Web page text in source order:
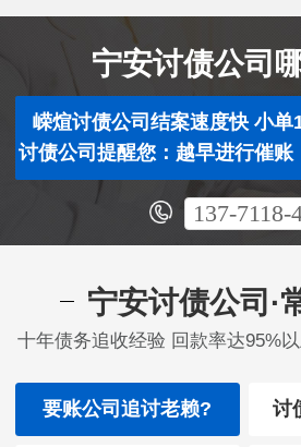
宁安讨债公司
嵘煊讨债公司结案速度快 小单
讨债公司提醒您：越早进行催账
137-7118-
宁安讨债公司·
十年债务追收经验 回款率达95%
要账公司追讨老赖? 讨